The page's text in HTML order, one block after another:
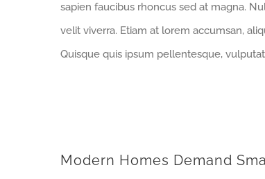
sapien faucibus rhoncus sed at magna.
velit viverra. Etiam at lorem accumsan,
Quisque quis ipsum pellentesque,
Modern Homes Demand